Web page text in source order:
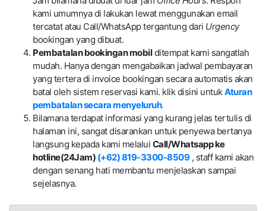
kami umumnya di lakukan lewat menggunakan email
tercatat atau Call/WhatsApp tergantung dari Urgency
bookingan yang dibuat.
Pembatalan bookingan mobilditempat kami sangatlah
mudah. Hanya dengan mengabaikan jadwal pembayaran
yang tertera di invoice bookingan secara automatis akan
batal oleh sistem reservasi kami. klik disini untukAturan
pembatalan secara menyeluruh.
Bilamana terdapat informasi yang kurang jelas tertulis di
halaman ini, sangat disarankan untuk penyewa bertanya
langsung kepada kami melalui Call/Whatsapp ke
hotline(24Jam) (+62) 819-3300-8509, staff kami akan
dengan senang hati membantu menjelaskan sampai
sejelasnya.